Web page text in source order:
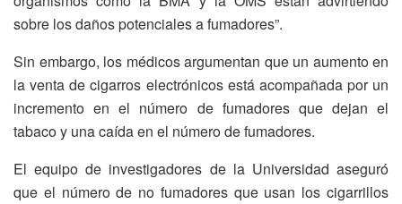
sobre los daños potenciales a fumadores”.
Sin embargo, los médicos argumentan que un aumento en
la venta de cigarros electrónicos está acompañada por un
incremento en el número de fumadores que dejan el
tabaco y una caída en el número de fumadores.
El equipo de investigadores de la Universidad aseguró
que el número de no fumadores que usan los cigarrillos